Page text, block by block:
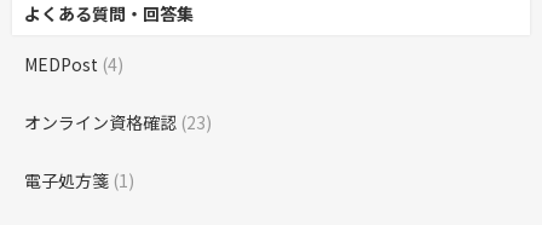
よくある質問・回答集
MEDPost (4)
オンライン資格確認 (23)
電子処方箋 (1)